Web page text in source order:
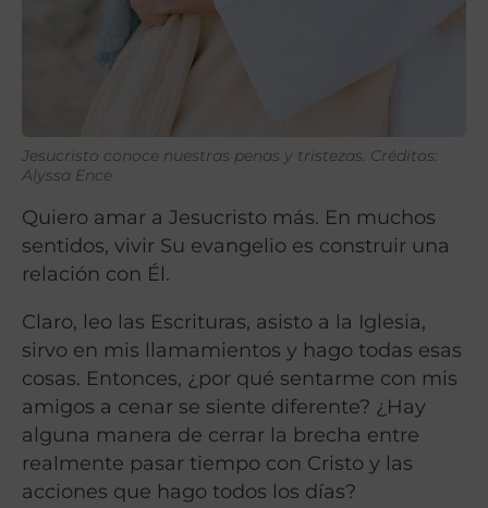
Jesucristo conoce nuestras penas y tristezas. Créditos:
Alyssa Ence
Quiero amar a Jesucristo más. En muchos
sentidos, vivir Su evangelio es construir una
relación con Él.
Claro, leo las Escrituras, asisto a la Iglesia,
sirvo en mis llamamientos y hago todas esas
cosas. Entonces, ¿por qué sentarme con mis
amigos a cenar se siente diferente? ¿Hay
alguna manera de cerrar la brecha entre
realmente pasar tiempo con Cristo y las
acciones que hago todos los días?